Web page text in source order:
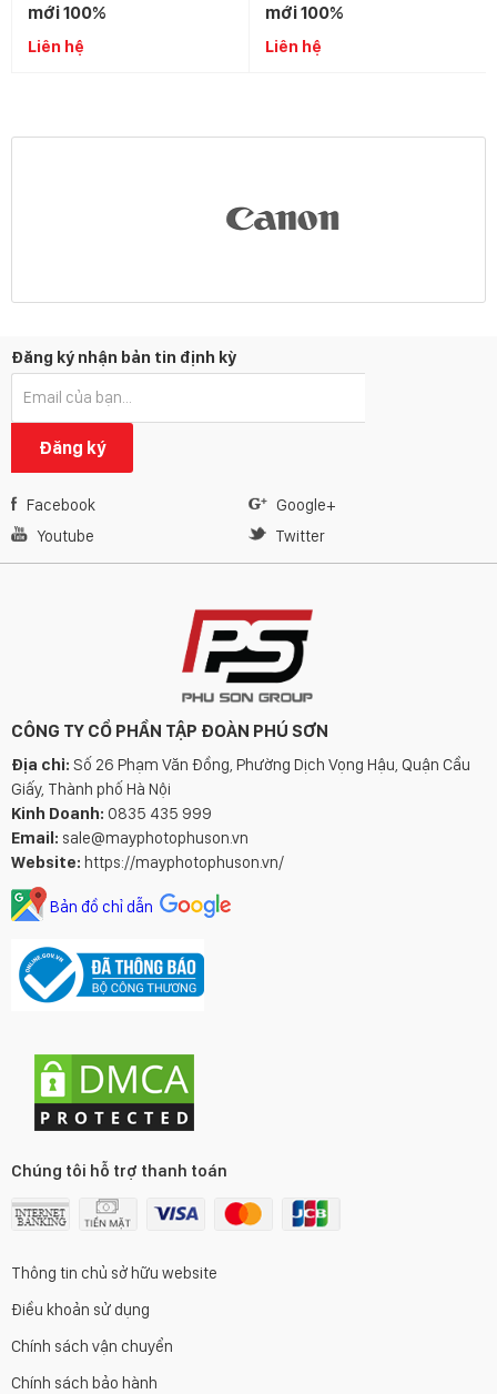
mới 100%
Liên hệ
mới 100%
Liên hệ
Đăng ký nhận bản tin định kỳ
Đăng ký
Facebook
Google+
Youtube
Twitter
CÔNG TY CỔ PHẦN TẬP ĐOÀN PHÚ SƠN
Địa chỉ: Số 26 Phạm Văn Đồng, Phường Dịch Vọng Hậu, Quận Cầu
Giấy, Thành phố Hà Nội
Kinh Doanh: 0835 435 999
Email: sale@mayphotophuson.vn
Website: https://mayphotophuson.vn/
Bản đồ chỉ dẫn
Chúng tôi hỗ trợ thanh toán
Thông tin chủ sở hữu website
Điều khoản sử dụng
Chính sách vận chuyển
Chính sách bảo hành